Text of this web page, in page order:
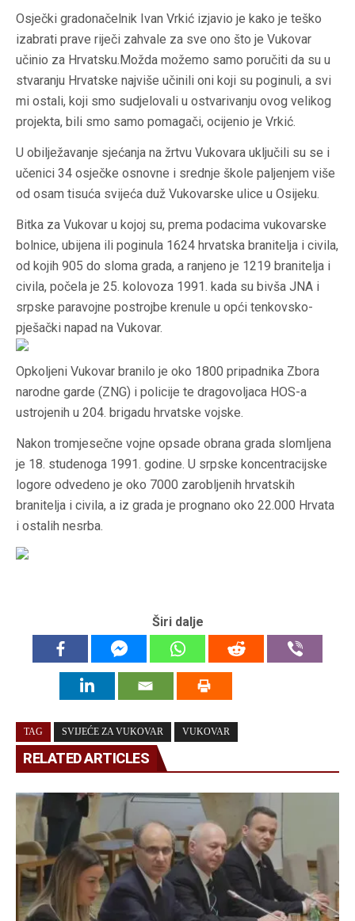
Osječki gradonačelnik Ivan Vrkić izjavio je kako je teško
izabrati prave riječi zahvale za sve ono što je Vukovar
učinio za Hrvatsku.Možda možemo samo poručiti da su u
stvaranju Hrvatske najviše učinili oni koji su poginuli, a svi
mi ostali, koji smo sudjelovali u ostvarivanju ovog velikog
projekta, bili smo samo pomagači, ocijenio je Vrkić.
U obilježavanje sjećanja na žrtvu Vukovara uključili su se i
učenici 34 osječke osnovne i srednje škole paljenjem više
od osam tisuća svijeća duž Vukovarske ulice u Osijeku.
Bitka za Vukovar u kojoj su, prema podacima vukovarske
bolnice, ubijena ili poginula 1624 hrvatska branitelja i civila,
od kojih 905 do sloma grada, a ranjeno je 1219 branitelja i
civila, počela je 25. kolovoza 1991. kada su bivša JNA i
srpske paravojne postrojbe krenule u opći tenkovsko-
pješački napad na Vukovar.
Opkoljeni Vukovar branilo je oko 1800 pripadnika Zbora
narodne garde (ZNG) i policije te dragovoljaca HOS-a
ustrojenih u 204. brigadu hrvatske vojske.
Nakon tromjesečne vojne opsade obrana grada slomljena
je 18. studenoga 1991. godine. U srpske koncentracijske
logore odvedeno je oko 7000 zarobljenih hrvatskih
branitelja i civila, a iz grada je prognano oko 22.000 Hrvata
i ostalih nesrba.
Širi dalje
TAG SVIJEĆE ZA VUKOVAR VUKOVAR
RELATED ARTICLES